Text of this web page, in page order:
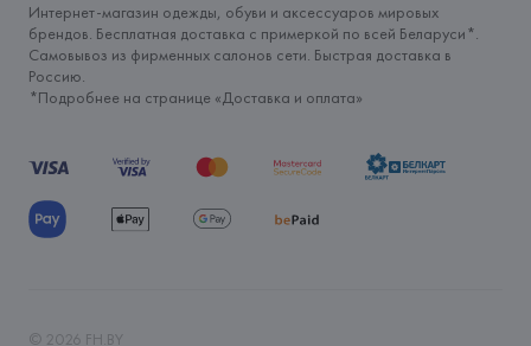
Интернет-магазин одежды, обуви и аксессуаров мировых
брендов. Бесплатная доставка с примеркой по всей Беларуси*.
Самовывоз из фирменных салонов сети. Быстрая доставка в
Россию.
*Подробнее на странице «Доставка и оплата»
© 2026 FH.BY